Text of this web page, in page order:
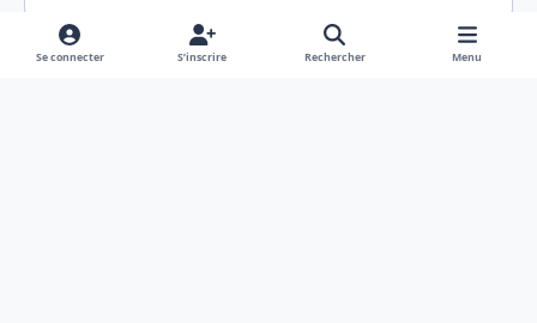
Se connecter S’inscrire Rechercher Menu